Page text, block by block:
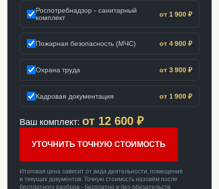
Роспотребнадзор - санитарный
комплект
от 1 900 ₽
Пожарная безопасность (МЧС) от 4 900 ₽
Охрана труда от 3 900 ₽
Кадровая документация от 1 900 ₽
Ваш комплект: от 12 600 ₽
УТОЧНИТЬ ТОЧНУЮ СТОИМОСТЬ
Итоговая цена зависит от вида деятельности, помещения
и текущих документов. Точную стоимость назовём после
бесплатного разбора - бесплатно и без обязательств.